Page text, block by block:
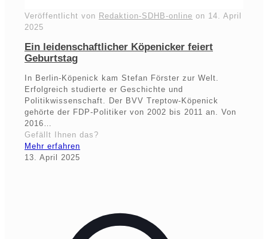
Veröffentlicht von Redaktion-SDHB-online on 14. April
2025
Ein leidenschaftlicher Köpenicker feiert
Geburtstag
In Berlin-Köpenick kam Stefan Förster zur Welt.
Erfolgreich studierte er Geschichte und
Politikwissenschaft. Der BVV Treptow-Köpenick
gehörte der FDP-Politiker von 2002 bis 2011 an. Von
2016…
Gefällt Ihnen das?
Mehr erfahren
13. April 2025